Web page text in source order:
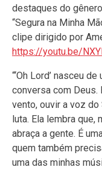
destaques do
“Segura na Minha
clipe dirigido por
https://youtu.be/
“‘Oh Lord’ nasceu
conversa com Deus.
vento, ouvir a voz
luta. Ela lembra que,
abraça a gente. É
quem também
uma das minhas